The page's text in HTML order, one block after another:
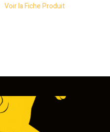
Voir la Fiche Produit